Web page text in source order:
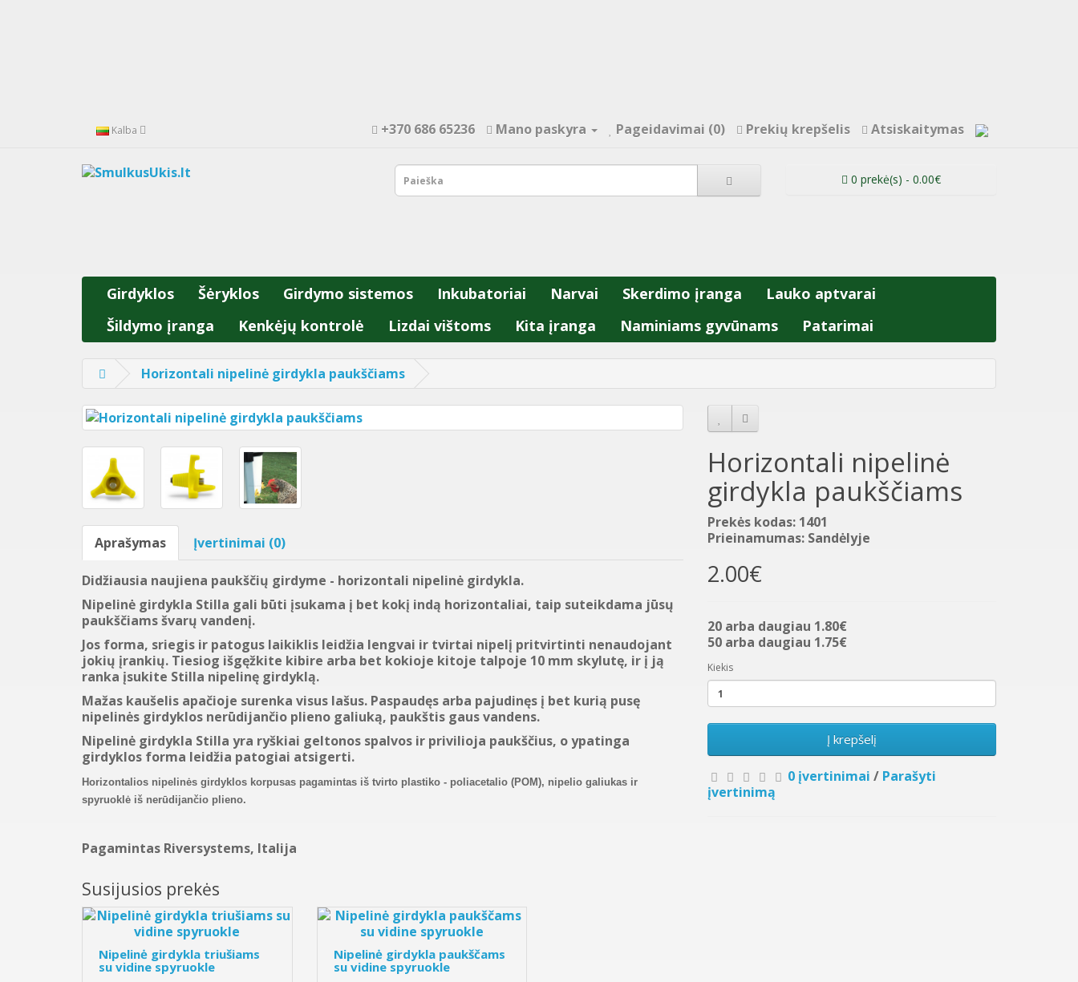
Kalba +370 686 65236 Mano paskyra Pageidavimai (0) Prekių krepšelis Atsiskaitymas
0 prekė(s) - 0.00€
Girdyklos Šėryklos Girdymo sistemos Inkubatoriai Narvai Skerdimo įranga
Lauko aptvarai
Šildymo įranga
Kenkėjų kontrolė Lizdai vištoms Kita įranga Naminiams gyvūnams Patarimai
Horizontali nipelinė girdykla paukščiams
Aprašymas Įvertinimai (0)
Didžiausia naujiena paukščių girdyme - horizontali nipelinė girdykla.
Nipelinė girdykla Stilla gali būti įsukama į bet kokį indą horizontaliai, taip suteikdama jūsų
paukščiams švarų vandenį.
Jos forma, sriegis ir patogus laikiklis leidžia lengvai ir tvirtai nipelį pritvirtinti nenaudojant
jokių įrankių. Tiesiog išgęžkite kibire arba bet kokioje kitoje talpoje 10 mm skylutę, ir į ją
ranka įsukite Stilla nipelinę girdyklą.
Mažas kaušelis apačioje surenka visus lašus. Paspaudęs arba pajudinęs į bet kurią pusę
nipelinės girdyklos nerūdijančio plieno galiuką, paukštis gaus vandens.
Nipelinė girdykla Stilla yra ryškiai geltonos spalvos ir privilioja paukščius, o ypatinga
girdyklos forma leidžia patogiai atsigerti.
Horizontalios nipelinės girdyklos korpusas pagamintas iš tvirto plastiko - poliacetalio (POM), nipelio galiukas ir
spyruoklė iš nerūdijančio plieno.
Pagamintas Riversystems, Italija
Horizontali nipelinė
girdykla paukščiams
Prekės kodas: 1401
Prieinamumas: Sandėlyje
2.00€
20 arba daugiau 1.80€
50 arba daugiau 1.75€
Kiekis
Į krepšelį
0 įvertinimai / Parašyti
įvertinimą
Susijusios prekės
Nipelinė girdykla triušiams
su vidine spyruokle
Nipelinė girdykla paukščams
su vidine spyruokle